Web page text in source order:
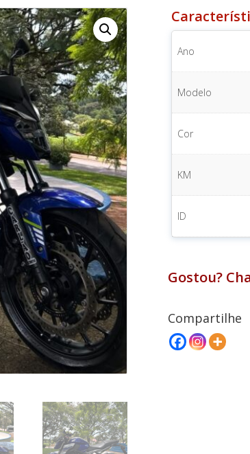
Ano
Modelo
Cor
KM
ID
Gostou?
Compartilhe